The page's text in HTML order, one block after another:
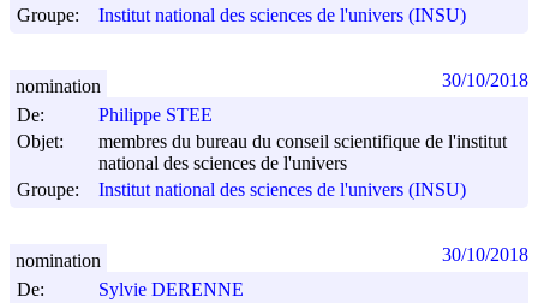
Groupe:
Institut national des sciences de l'univers (INSU)
De:
Philippe STEE
Objet:
membres du bureau du conseil scientifique de l'institut
national des sciences de l'univers
Groupe:
Institut national des sciences de l'univers (INSU)
nomination 30/10/2018
De:
Sylvie DERENNE
nomination 30/10/2018